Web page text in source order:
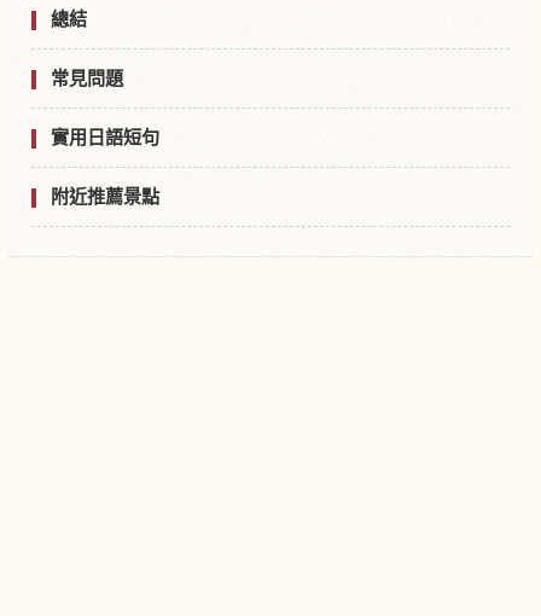
總結
常見問題
實用日語短句
附近推薦景點